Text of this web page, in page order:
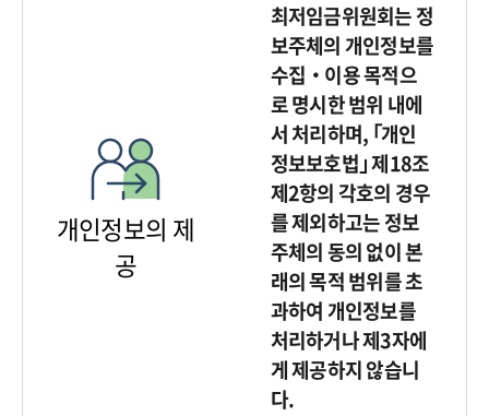
개인정보의 제
공
최저임금위원회는 정
보주체의 개인정보를
수집‧이용 목적으
로 명시한 범위 내에
서 처리하며, ｢개인
정보보호법｣ 제18조
제2항의 각호의 경우
를 제외하고는 정보
주체의 동의 없이 본
래의 목적 범위를 초
과하여 개인정보를
처리하거나 제3자에
게 제공하지 않습니
다.